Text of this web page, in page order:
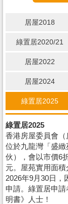
居屋2018
綠置居2020/21
居屋2022
居屋2024
綠置居2025
綠置居2025
香港房屋委員會
位於九龍灣「盛
伙），會以市價6
元。屋苑實用面
2026年9月30日，
申請。綠置居申
明書》人士！